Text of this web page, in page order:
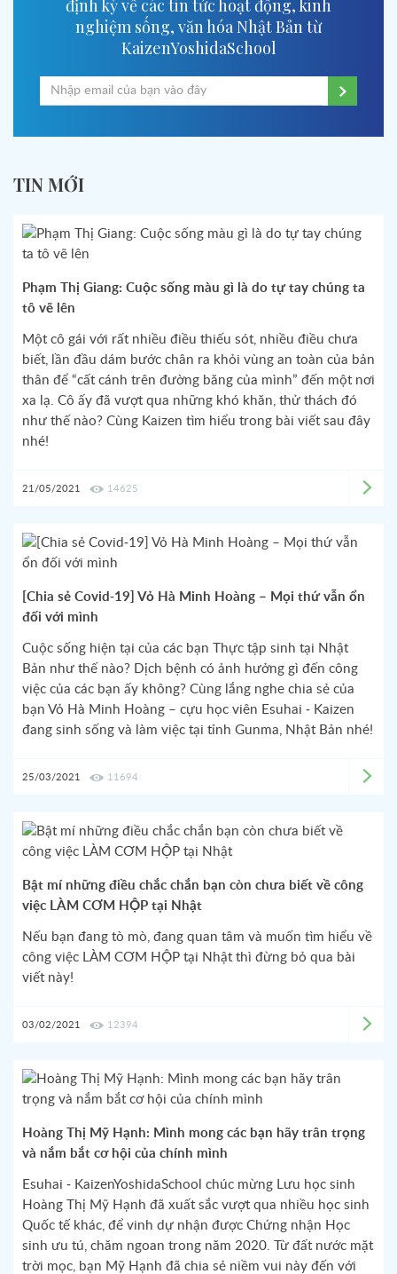
định kỳ về các tin tức hoạt động, kinh
nghiệm sống, văn hóa Nhật Bản từ
KaizenYoshidaSchool
TIN MỚI
Phạm Thị Giang: Cuộc sống màu gì là do tự tay chúng ta
tô vẽ lên
Một cô gái với rất nhiều điều thiếu sót, nhiều điều chưa
biết, lần đầu dám bước chân ra khỏi vùng an toàn của bản
thân để “cất cánh trên đường băng của mình” đến một nơi
xa lạ. Cô ấy đã vượt qua những khó khăn, thử thách đó
như thế nào? Cùng Kaizen tìm hiểu trong bài viết sau đây
nhé!
21/05/2021 14625
[Chia sẻ Covid-19] Vỏ Hà Minh Hoàng – Mọi thứ vẫn ổn
đối với mình
Cuộc sống hiện tại của các bạn Thực tập sinh tại Nhật
Bản như thế nào? Dịch bệnh có ảnh hưởng gì đến công
việc của các bạn ấy không? Cùng lắng nghe chia sẻ của
bạn Vỏ Hà Minh Hoàng – cựu học viên Esuhai - Kaizen
đang sinh sống và làm việc tại tỉnh Gunma, Nhật Bản nhé!
25/03/2021 11694
Bật mí những điều chắc chắn bạn còn chưa biết về công
việc LÀM CƠM HỘP tại Nhật
Nếu bạn đang tò mò, đang quan tâm và muốn tìm hiểu về
công việc LÀM CƠM HỘP tại Nhật thì đừng bỏ qua bài
viết này!
03/02/2021 12394
Hoàng Thị Mỹ Hạnh: Mình mong các bạn hãy trân trọng
và nắm bắt cơ hội của chính mình
Esuhai - KaizenYoshidaSchool chúc mừng Lưu học sinh
Hoàng Thị Mỹ Hạnh đã xuất sắc vượt qua nhiều học sinh
Quốc tế khác, để vinh dự nhận được Chứng nhận Học
sinh ưu tú, chăm ngoan trong năm 2020. Từ đất nước mặt
trời mọc, bạn Mỹ Hạnh đã chia sẻ niềm vui này đến với